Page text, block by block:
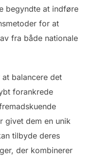
begyndte at indføre
for at
fra både nationale
balancere det
forankrede
givet dem en unik
tilbyde deres
der kombinerer